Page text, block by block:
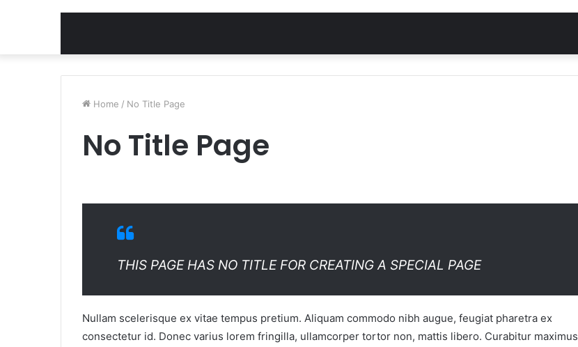
Home / No Title Page
No Title Page
THIS PAGE HAS NO TITLE FOR CREATING A SPECIAL PAGE
Nullam scelerisque ex vitae tempus pretium. Aliquam commodo nibh augue, feugiat pharetra ex
consectetur id. Donec varius lorem fringilla, ullamcorper tortor non, mattis libero. Curabitur maximus